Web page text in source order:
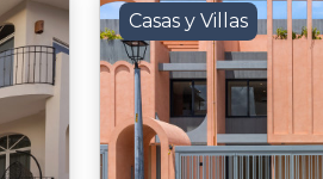
Casas y Villas